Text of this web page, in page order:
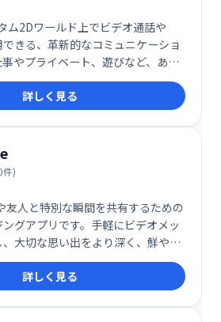
ム2Dワールド上でビデオ通話や
きる、革新的なコミュニケーショ
やプライベート、遊びなど、あら
り自然で楽しい集まりを実現しま
り自発的で魅力的なものに変え、
ーション体験を提供します。
詳しく見る
件)
友人と特別な瞬間を共有するための
グアプリです。手軽にビデオメッ
大切な思い出をより深く、鮮やか
思い出を繋ぎ、大切な人とより緊密
う。詳しく見る